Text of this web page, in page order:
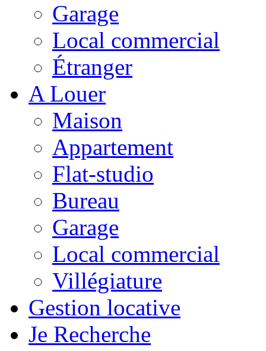
Garage
Local commercial
Étranger
A Louer
Maison
Appartement
Flat-studio
Bureau
Garage
Local commercial
Villégiature
Gestion locative
Je Recherche